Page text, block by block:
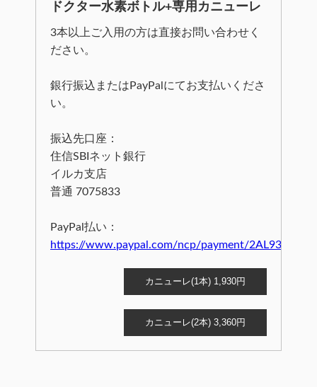
ドクター水素ボトル+専用カニューレ
3本以上ご入用の方は直接お問い合わせく
ださい。
銀行振込またはPayPalにてお支払いくださ
い。
振込先口座：
住信SBIネット銀行
イルカ支店
普通 7075833
PayPal払い：
https://www.paypal.com/ncp/payment/
カニューレ(1本) 1,930円
カニューレ(2本) 3,360円